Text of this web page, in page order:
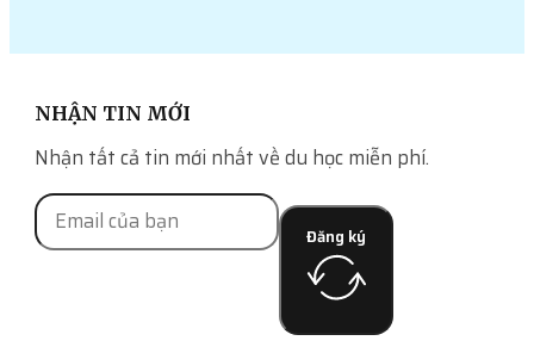
NHẬN TIN MỚI
Nhận tất cả tin mới nhất về du học miễn phí.
Đăng ký